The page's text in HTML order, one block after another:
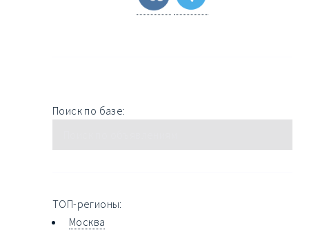
Поиск по базе:
ТОП-регионы:
Москва